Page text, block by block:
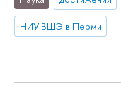
НИУ ВШЭ в Перми